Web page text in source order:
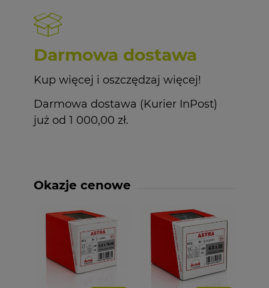
Darmowa dostawa
Kup więcej i oszczędzaj więcej!
Darmowa dostawa (Kurier InPost)
już od 1 000,00 zł.
Okazje cenowe